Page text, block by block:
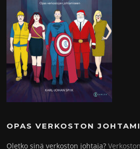
OPAS VERKOSTON
Oletko sinä verkoston johtaja?